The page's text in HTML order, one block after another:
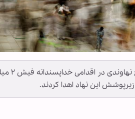
زیرپوشش این نهاد اهدا کردند.